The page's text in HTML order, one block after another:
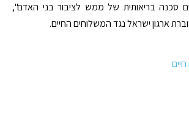
סכנה בריאותית של ממש לציבור בני האדם",
ארגון ישראל נגד המשלוחים החיים.